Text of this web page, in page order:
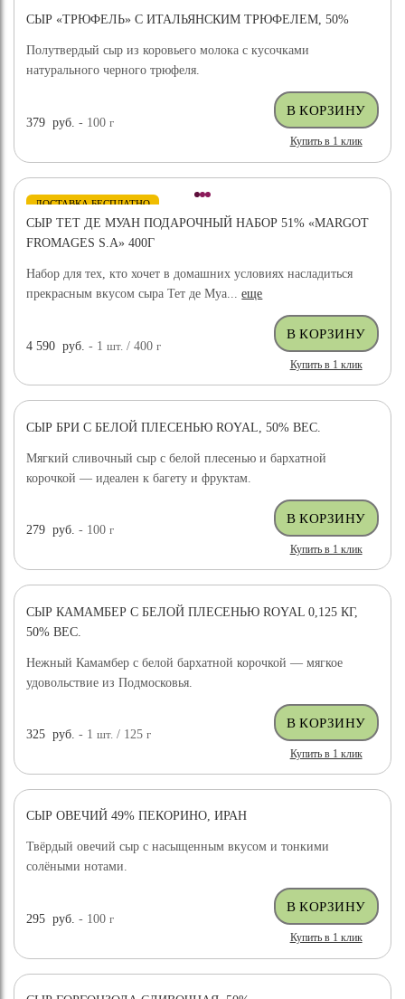
СЫР «ТРЮФЕЛЬ» С ИТАЛЬЯНСКИМ ТРЮФЕЛЕМ, 50%
Полутвердый сыр из коровьего молока с кусочками
натурального черного трюфеля.
379 руб. - 100г
Купить в 1 клик
ДОСТАВКА БЕСПЛАТНО
СЫР ТЕТ ДЕ МУАН ПОДАРОЧНЫЙ НАБОР 51% «MARGOT
FROMAGES S.A» 400Г
Набор для тех, кто хочет в домашних условиях насладиться
прекрасным вкусом сыра Тет де Муа...еще
4 590 руб. - 1шт. / 400г
Купить в 1 клик
СЫР БРИ С БЕЛОЙ ПЛЕСЕНЬЮ ROYAL, 50% ВЕС.
Мягкий сливочный сыр с белой плесенью и бархатной
корочкой — идеален к багету и фруктам.
279 руб. - 100г
Купить в 1 клик
СЫР КАМАМБЕР С БЕЛОЙ ПЛЕСЕНЬЮ ROYAL 0,125 КГ,
50% ВЕС.
Нежный Камамбер с белой бархатной корочкой — мягкое
удовольствие из Подмосковья.
325 руб. - 1шт. / 125г
Купить в 1 клик
ХИТ ПРОДАЖ
СЫР ОВЕЧИЙ 49% ПЕКОРИНО, ИРАН
Твёрдый овечий сыр с насыщенным вкусом и тонкими
солёными нотами.
295 руб. - 100г
Купить в 1 клик